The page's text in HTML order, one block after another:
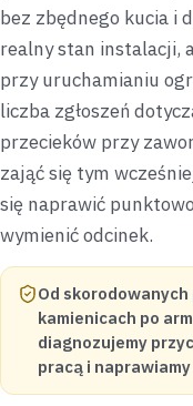
bez zbędnego kucia i
realny stan instalacji,
przy uruchamianiu
liczba zgłoszeń
przecieków przy
zająć się tym
się naprawić
wymienić odcinek.
Od
kamienicach po
diagnozujemy
pracą i